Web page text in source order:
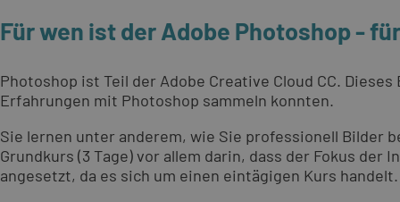
Für wen ist der Adobe Photoshop -
Photoshop ist Teil der Adobe Creative Cloud CC.
Erfahrungen mit Photoshop sammeln konnten.
Sie lernen unter anderem, wie Sie professionell Bilder
Grundkurs (3 Tage) vor allem darin, dass der Fokus
angesetzt, da es sich um einen eintägigen Kurs handelt.